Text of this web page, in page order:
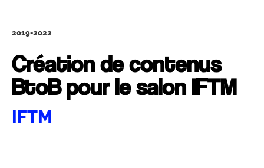
2019-2022
Création de contenus
BtoB pour le salon IFTM
IFTM